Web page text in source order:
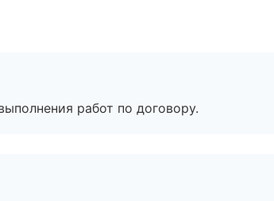
работ по договору.